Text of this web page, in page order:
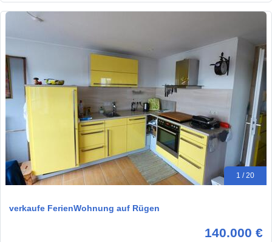
1 / 20
verkaufe FerienWohnung auf Rügen
140.000 €